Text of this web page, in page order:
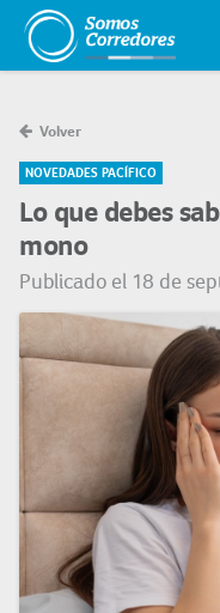
Volver
NOVEDADES PACÍFICO
Lo que debes
mono
Publicado el 18 de